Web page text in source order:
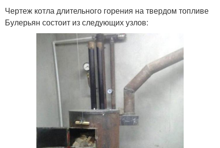
Чертеж котла длительного горения на твердом топливе
Булерьян состоит из следующих узлов: